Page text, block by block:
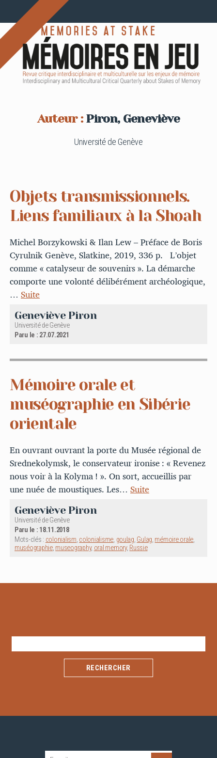
Auteur : Piron, Geneviève
Université de Genève
Objets transmissionnels.
Liens familiaux à la Shoah
Michel Borzykowski & Ilan Lew – Préface de Boris
Cyrulnik Genève, Slatkine, 2019, 336 p. L’objet
comme « catalyseur de souvenirs ». La démarche
comporte une volonté délibérément archéologique,
… Suite
Geneviève Piron
Université de Genève
Paru le : 27.07.2021
Mémoire orale et
muséographie en Sibérie
orientale
En ouvrant ouvrant la porte du Musée régional de
Srednekolymsk, le conservateur ironise : « Revenez
nous voir à la Kolyma ! ». On sort, accueillis par
une nuée de moustiques. Les… Suite
Geneviève Piron
Université de Genève
Paru le : 18.11.2018
Mots-clés : colonialism, colonialisme, goulag, Gulag, mémoire orale,
muséographie, museography, oral memory, Russie